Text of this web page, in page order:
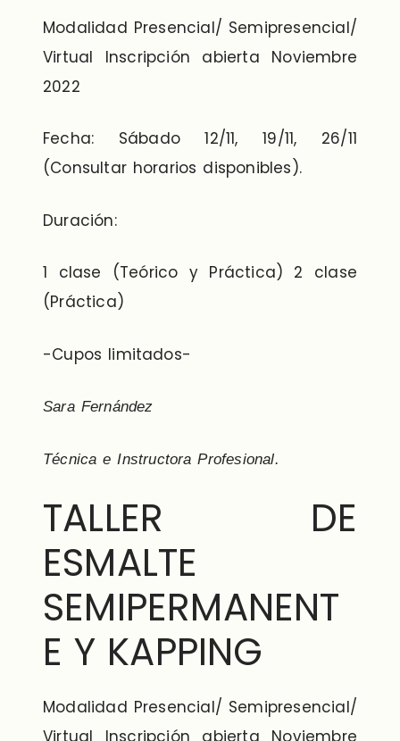
Modalidad Presencial/ Semipresencial/
Virtual Inscripción abierta Noviembre
2022
Fecha: Sábado 12/11, 19/11, 26/11
(Consultar horarios disponibles).
Duración:
1 clase (Teórico y Práctica) 2 clase
(Práctica)
-Cupos limitados-
Sara Fernández
Técnica e Instructora Profesional.
TALLER DE
ESMALTE
SEMIPERMANENT
E Y KAPPING
Modalidad Presencial/ Semipresencial/